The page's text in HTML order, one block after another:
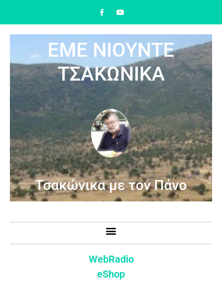
ΕΜΕ ΝΙΟΥΝΤΕ
ΤΣΑΚΩΝΙΚΑ
Τσακώνικα με τον Πάνο
WebRadio
eShop